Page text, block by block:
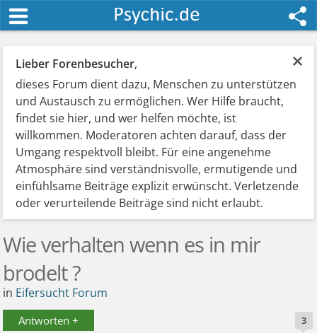
×
Lieber Forenbesucher,
dieses Forum dient dazu, Menschen zu unterstützen
und Austausch zu ermöglichen. Wer Hilfe braucht,
findet sie hier, und wer helfen möchte, ist
willkommen. Moderatoren achten darauf, dass der
Umgang respektvoll bleibt. Für eine angenehme
Atmosphäre sind verständnisvolle, ermutigende und
einfühlsame Beiträge explizit erwünscht. Verletzende
oder verurteilende Beiträge sind nicht erlaubt.
Wie verhalten wenn es in mir
brodelt ?
in Eifersucht Forum
Antworten + 3